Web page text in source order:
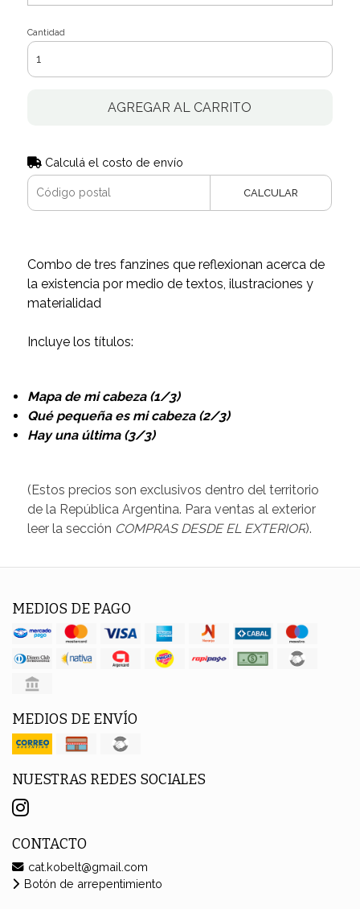
Cantidad
AGREGAR AL CARRITO
Calculá el costo de envío
CALCULAR
Combo de tres fanzines que reflexionan acerca de
la existencia por medio de textos, ilustraciones y
materialidad
Incluye los títulos:
Mapa de mi cabeza (1/3)
Qué pequeña es mi cabeza (2/3)
Hay una última (3/3)
(Estos precios son exclusivos dentro del territorio
de la República Argentina. Para ventas al exterior
leer la sección COMPRAS DESDE EL EXTERIOR).
MEDIOS DE PAGO
MEDIOS DE ENVÍO
NUESTRAS REDES SOCIALES
CONTACTO
cat.kobelt@gmail.com
Botón de arrepentimiento